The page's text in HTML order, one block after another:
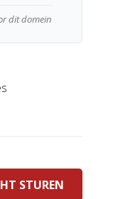
dit domein
STUREN